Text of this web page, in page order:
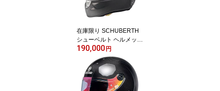
在庫限り SCHUBERTH
シューベルト ヘルメット
SK1 SNELL FIA CMR 20
16 CARBON MATTE カ
ーボンヘルメット シュー
ベルス
190,000 円